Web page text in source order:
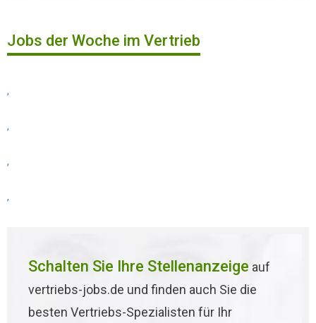
Jobs der Woche im Vertrieb
,
,
,
,
Schalten Sie Ihre Stellenanzeige auf
vertriebs-jobs.de und finden auch Sie die
besten Vertriebs-Spezialisten für Ihr